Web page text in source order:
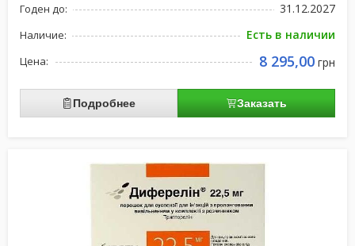
Годен до: 31.12.2027
Наличие: Есть в наличии
Цена: 8 295,00 грн
Подробнее Заказать